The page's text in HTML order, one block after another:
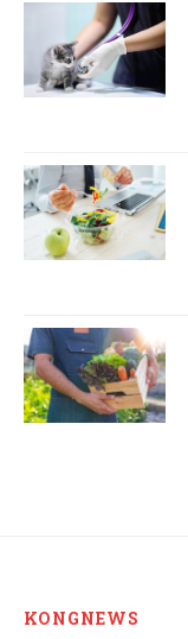
KONGNEWS